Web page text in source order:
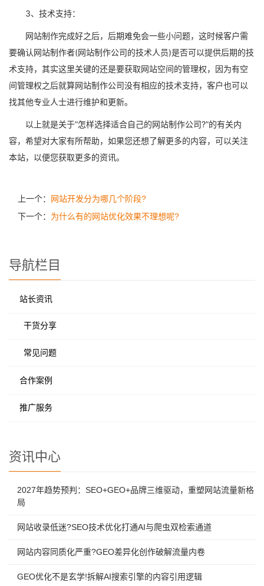
3、技术支持：
网站制作完成好之后，后期难免会一些小问题，这时候客户需
要确认网站制作者(网站制作公司的技术人员)是否可以提供后期的技
术支持，其实这里关键的还是要获取网站空间的管理权，因为有空
间管理权之后就算网站制作公司没有相应的技术支持，客户也可以
找其他专业人士进行维护和更新。
以上就是关于“怎样选择适合自己的网站制作公司?”的有关内
容，希望对大家有所帮助，如果您还想了解更多的内容，可以关注
本站，以便您获取更多的资讯。
上一个：
网站开发分为哪几个阶段?
下一个： 为什么有的网站优化效果不理想呢?
导航栏目
站长资讯
干货分享
常见问题
合作案例
推广服务
资讯中心
2027年趋势预判：SEO+GEO+品牌三维驱动，重塑网站流量新格
局
网站收录低迷?SEO技术优化打通AI与爬虫双检索通道
网站内容同质化严重?GEO差异化创作破解流量内卷
GEO优化不是玄学!拆解AI搜索引擎的内容引用逻辑